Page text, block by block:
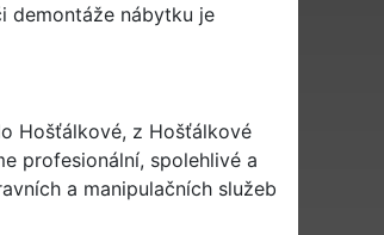
demontáže nábytku je
Hošťálkové, z Hošťálkové
profesionální, spolehlivé a
a manipulačních služeb